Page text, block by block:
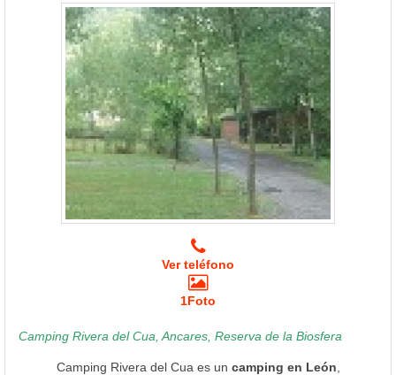
Ver teléfono
1Foto
Camping Rivera del Cua, Ancares, Reserva de la Biosfera
Camping Rivera del Cua es un camping en León